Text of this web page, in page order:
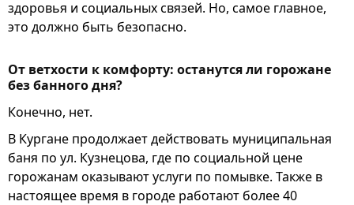
здоровья и социальных связей. Но, самое главное,
это должно быть безопасно.
От ветхости к комфорту: останутся ли горожане
без банного дня?
Конечно, нет.
В Кургане продолжает действовать муниципальная
баня по ул. Кузнецова, где по социальной цене
горожанам оказывают услуги по помывке. Также в
настоящее время в городе работают более 40